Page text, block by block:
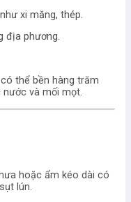
xi măng, thép.
địa phương.
thể bền hàng trăm
và mối mọt.
hoặc ẩm kéo dài có
lún.